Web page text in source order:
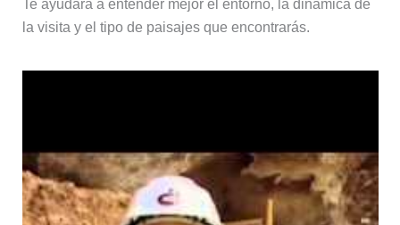
Te ayudará a entender mejor el entorno, la dinámica de
la visita y el tipo de paisajes que encontrarás.